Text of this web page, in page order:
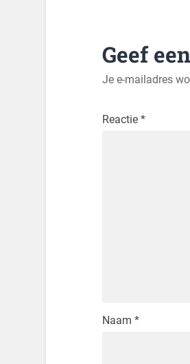
Geef
Je e-mailadres
Reactie *
Naam *